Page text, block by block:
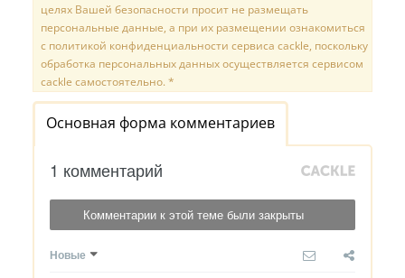
целях Вашей безопасности просит не размещать
персональные данные, а при их размещении ознакомиться
с политикой конфиденциальности сервиса cackle, поскольку
обработка персональных данных осуществляется сервисом
cackle самостоятельно. *
Основная форма комментариев
1 комментарий
Комментарии к этой теме были закрыты
Новые